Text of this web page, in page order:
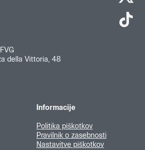
della Vittoria, 48
Informacije
Politika piškotkov
Pravilnik o zasebnosti
Nastavitve piškotkov